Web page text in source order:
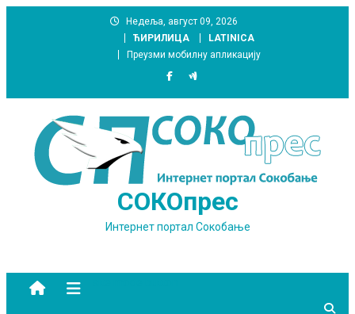
Недеља, август 09, 2026
ЋИРИЛИЦА
LATINICA
Преузми мобилну апликацију
СОКОпрес
Интернет портал Сокобање